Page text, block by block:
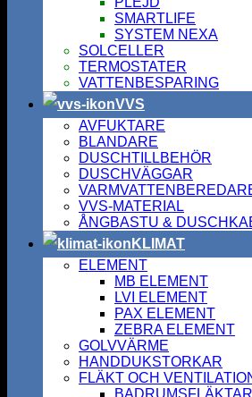
SMARTLIFE
SYSTEM NEXA
SOLCELLER
TERMOSTATER
VATTENBESPARING
VVS
AVFUKTARE
BLANDARE
DUSCHTILLBEHÖR
DUSCHVÄGGAR
VVS-MATERIAL
ÅNGBASTU &
KLIMAT
ELEMENT
MB ELEMENT
LVI ELEMENT
PAX ELEMENT
ZEBRA ELEMENT
GOLVVÄRME
HANDDUKSTORKAR
FLÄKT OCH
BADRUMSFLÄKTAR